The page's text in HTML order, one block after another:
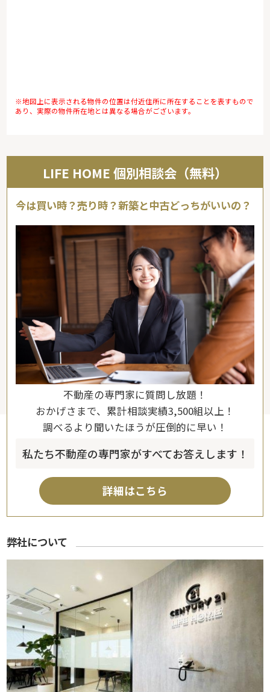
※地図上に表示される物件の位置は付近住所に所在することを表すもので
あり、実際の物件所在地とは異なる場合がございます。
LIFE HOME 個別相談会（無料）
今は買い時？売り時？新築と中古どっちがいいの？
不動産の専門家に質問し放題！
おかげさまで、累計相談実績3,500組以上！
調べるより聞いたほうが圧倒的に早い！
私たち不動産の専門家がすべてお答えします！
詳細はこちら
弊社について